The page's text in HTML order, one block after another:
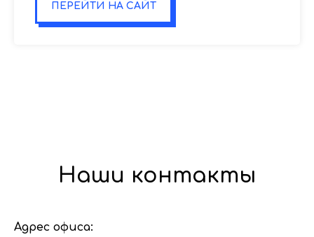
ПЕРЕЙТИ НА САЙТ
Наши контакты
Адрес офиса: